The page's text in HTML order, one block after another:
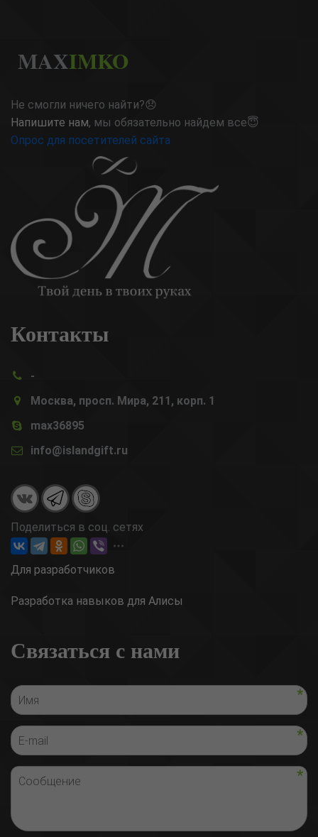
MAXIMKO
Не смогли ничего найти?😞
Напишите нам, мы обязательно найдем все😇
Опрос для посетителей сайта
Контакты
-
Москва, просп. Мира, 211, корп. 1
max36895
info@islandgift.ru
Поделиться в соц. сетях
Для разработчиков
Разработка навыков для Алисы
Связаться с нами